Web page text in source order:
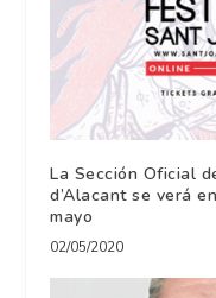
La Sección Oficial
d’Alacant se verá
mayo
02/05/2020